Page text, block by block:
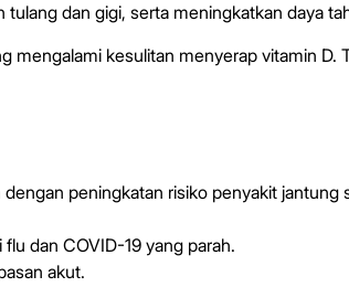
dan gigi, serta meningkatkan daya
mengalami kesulitan menyerap vitamin D.
peningkatan risiko penyakit jantung
dan COVID-19 yang parah.
akut.